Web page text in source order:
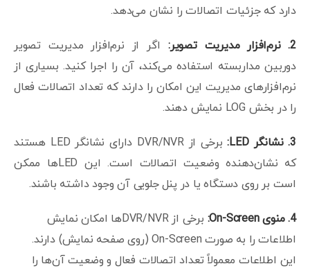
دارد که جزئیات اتصالات را نشان می‌دهد.
2. نرم‌افزار مدیریت تصویر:
اگر از نرم‌افزار مدیریت تصویر
دوربین مداربسته استفاده می‌کند، آن را اجرا کنید. بسیاری از
نرم‌افزارهای مدیریت این امکان را دارند که تعداد اتصالات فعال
را در بخش LOG نمایش دهند.
3. نشانگر LED:
برخی از DVR/NVR دارای نشانگر LED هستند
که نشان‌دهنده وضعیت اتصالات است. این LEDها ممکن
است بر روی دستگاه یا در پنل جلویی آن وجود داشته باشند.
4. منوی On-Screen:
برخی از DVR/NVRها امکان نمایش
اطلاعات را به صورت On-Screen (روی صفحه نمایش) دارند.
این اطلاعات معمولاً تعداد اتصالات فعال و وضعیت آن‌ها را